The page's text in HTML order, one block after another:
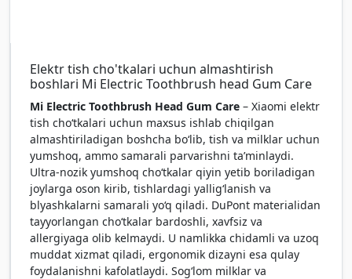
Elektr tish cho'tkalari uchun almashtirish
boshlari Mi Electric Toothbrush head Gum Care
Mi Electric Toothbrush Head Gum Care – Xiaomi elektr
tish cho‘tkalari uchun maxsus ishlab chiqilgan
almashtiriladigan boshcha bo‘lib, tish va milklar uchun
yumshoq, ammo samarali parvarishni ta’minlaydi.
Ultra-nozik yumshoq cho‘tkalar qiyin yetib boriladigan
joylarga oson kirib, tishlardagi yallig‘lanish va
blyashkalarni samarali yo‘q qiladi. DuPont materialidan
tayyorlangan cho‘tkalar bardoshli, xavfsiz va
allergiyaga olib kelmaydi. U namlikka chidamli va uzoq
muddat xizmat qiladi, ergonomik dizayni esa qulay
foydalanishni kafolatlaydi. Sog‘lom milklar va